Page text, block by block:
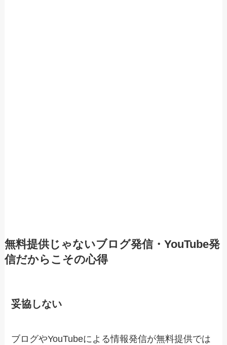
無料提供じゃないブログ発信・YouTube発
信だからこその心得
妥協しない
ブログやYouTubeによる情報発信が無料提供では